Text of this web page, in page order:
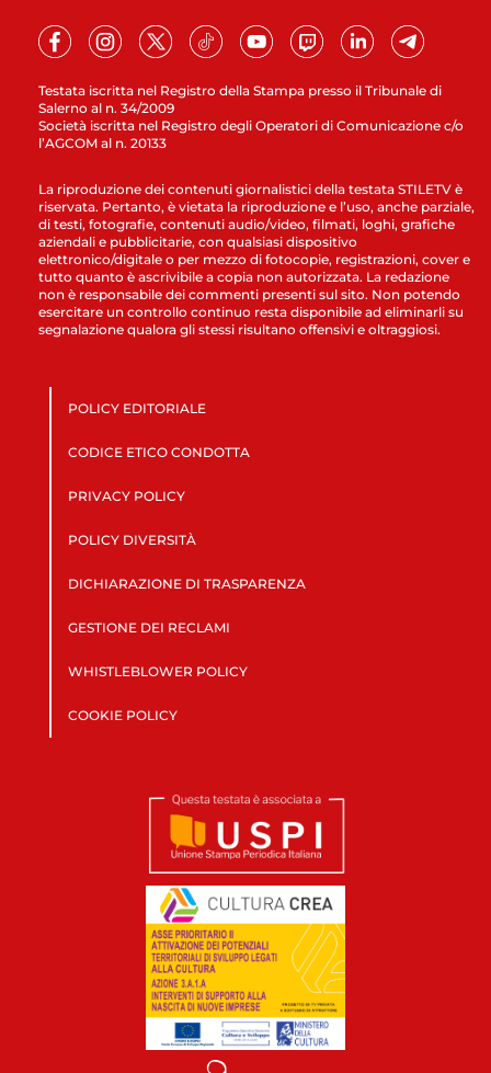
Testata iscritta nel Registro della Stampa presso il Tribunale di
Salerno al n. 34/2009
Società iscritta nel Registro degli Operatori di Comunicazione c/o
l’AGCOM al n. 20133
La riproduzione dei contenuti giornalistici della testata STILETV è
riservata. Pertanto, è vietata la riproduzione e l’uso, anche parziale,
di testi, fotografie, contenuti audio/video, filmati, loghi, grafiche
aziendali e pubblicitarie, con qualsiasi dispositivo
elettronico/digitale o per mezzo di fotocopie, registrazioni, cover e
tutto quanto è ascrivibile a copia non autorizzata. La redazione
non è responsabile dei commenti presenti sul sito. Non potendo
esercitare un controllo continuo resta disponibile ad eliminarli su
segnalazione qualora gli stessi risultano offensivi e oltraggiosi.
POLICY EDITORIALE
CODICE ETICO CONDOTTA
PRIVACY POLICY
POLICY DIVERSITÀ
DICHIARAZIONE DI TRASPARENZA
GESTIONE DEI RECLAMI
WHISTLEBLOWER POLICY
COOKIE POLICY